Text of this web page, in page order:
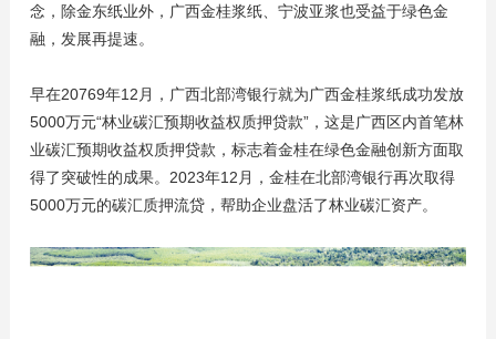
念，除金东纸业外，广西金桂浆纸、宁波亚浆也受益于绿色金
融，发展再提速。
早在20769年12月，广西北部湾银行就为广西金桂浆纸成功发放
5000万元“林业碳汇预期收益权质押贷款”，这是广西区内首笔林
业碳汇预期收益权质押贷款，标志着金桂在绿色金融创新方面取
得了突破性的成果。2023年12月，金桂在北部湾银行再次取得
5000万元的碳汇质押流贷，帮助企业盘活了林业碳汇资产。